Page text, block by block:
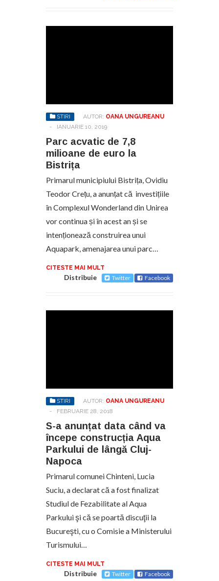
STIRI AUTOR: OANA UNGUREANU
-
IANUARIE 10, 2019
Parc acvatic de 7,8
milioane de euro la
Bistrița
Primarul municipiului Bistrița, Ovidiu
Teodor Crețu, a anunțat că investițiile
în Complexul Wonderland din Unirea
vor continua și în acest an și se
intenționează construirea unui
Aquapark, amenajarea unui parc…
CITESTE MAI MULT
Distribuie Twitter Facebook
STIRI AUTOR: OANA UNGUREANU
-
FEBRUARIE 28, 2018
S-a anunțat data când va
începe construcția Aqua
Parkului de lângă Cluj-
Napoca
Primarul comunei Chinteni, Lucia
Suciu, a declarat că a fost finalizat
Studiul de Fezabilitate al Aqua
Parkului şi că se poartă discuţii la
Bucureşti, cu o Comisie a Ministerului
Turismului…
CITESTE MAI MULT
Distribuie Twitter Facebook